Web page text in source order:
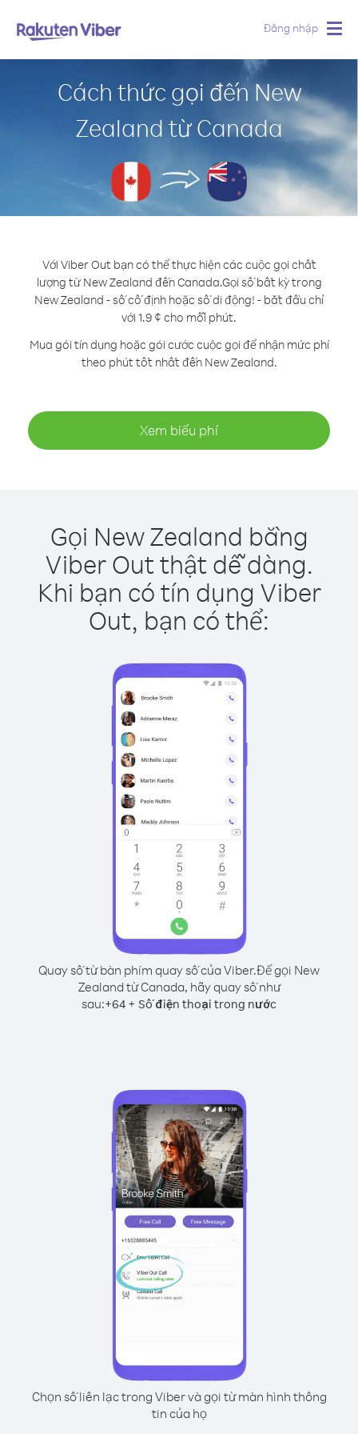
Đăng nhập
Cách thức gọi đến New
Zealand từ Canada
Với Viber Out bạn có thể thực hiện các cuộc gọi chất
lượng từ New Zealand đến Canada.Gọi số bất kỳ trong
New Zealand - số cố định hoặc số di động! - bắt đầu chỉ
với 1.9 ¢ cho mỗi phút.
Mua gói tín dụng hoặc gói cước cuộc gọi để nhận mức phí
theo phút tốt nhất đến New Zealand.
Xem biểu phí
Gọi New Zealand bằng
Viber Out thật dễ dàng.
Khi bạn có tín dụng Viber
Out, bạn có thể:
Quay số từ bàn phím quay số của Viber.Để gọi New
Zealand từ Canada, hãy quay số như
sau:+64 + Số điện thoại trong nước
Chọn số liên lạc trong Viber và gọi từ màn hình thông
tin của họ